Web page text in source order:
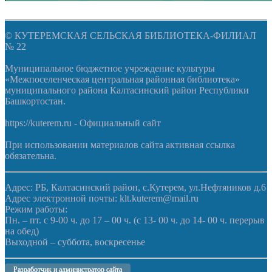
© КУТЕРЕМСКАЯ СЕЛЬСКАЯ БИБЛИОТЕКА-ФИЛИАЛ
№ 22
Муниципальное бюджетное учреждение культуры
«Межпоселенческая центральная районная библиотека»
муниципального района Калтасинский район Республики
Башкортостан.
https://kuterem.ru - Официальный сайт
При использовании материалов сайта активная ссылка
обязательна.
Адрес: РБ, Калтасинский район, с.Кутерем, ул.Нефтяников д.6
Адрес электронной почты: klt.kuterem@mail.ru
Режим работы:
Пн. – пт. с 9-00 ч. до 17 – 00 ч. (с 13- 00 ч. до 14- 00 ч. перерыв
на обед)
Выходной – суббота, воскресенье
Разработчик и администратор сайта